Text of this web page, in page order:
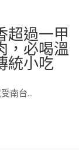
超過一甲
，必喝溫
統小吃
南台…